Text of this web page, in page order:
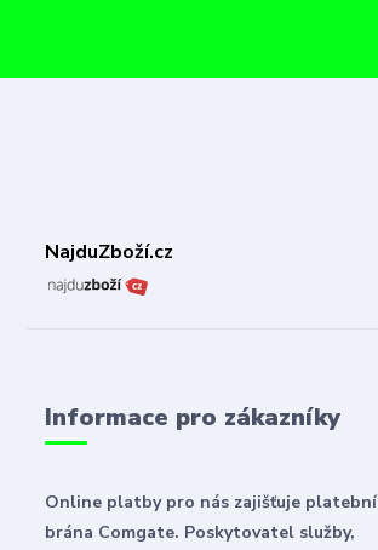
NajduZboží.cz
Informace pro zákazníky
Online platby pro nás zajišťuje platební
brána Comgate. Poskytovatel služby,